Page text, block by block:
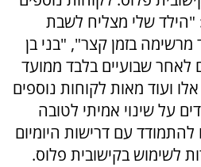
"הילד שלי מצליח לשבת
בזמן קצר", "בני בן
לאחר שבועיים בלבד ממועד
ועוד מאות לקוחות נוספים
על שינוי אמיתי לטובה
עם דרישות היומיום
לשימוש בקישובית פלוס.